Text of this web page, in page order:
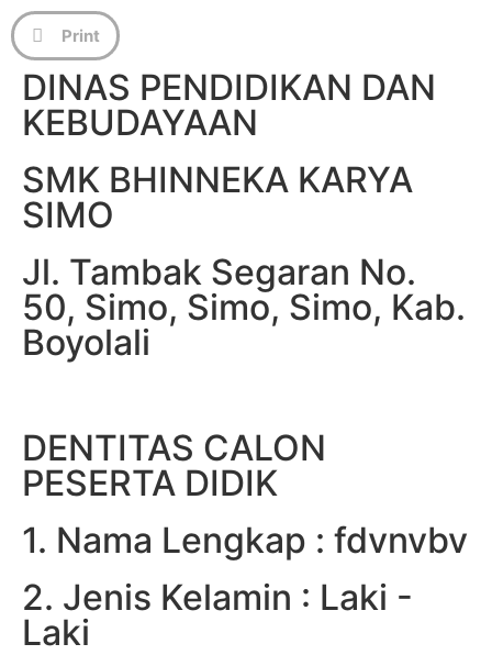
DINAS PENDIDIKAN DAN
KEBUDAYAAN
SMK BHINNEKA KARYA
SIMO
Jl. Tambak Segaran No.
50, Simo, Simo, Simo, Kab.
Boyolali
DENTITAS CALON
PESERTA DIDIK
1. Nama Lengkap : fdvnvbv
2. Jenis Kelamin : Laki -
Laki
Print